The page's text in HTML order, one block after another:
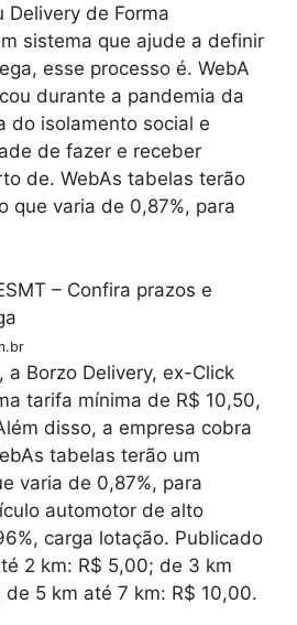
Delivery de Forma
sistema que ajude a definir
esse processo é. WebA
durante a pandemia da
do isolamento social e
de fazer e receber
de. WebAs tabelas terão
que varia de 0,87%, para
a Borzo Delivery, ex-Click
tarifa mínima de R$ 10,50,
disso, a empresa cobra
tabelas terão um
varia de 0,87%, para
automotor de alto
carga lotação. Publicado
2 km: R$ 5,00; de 3 km
5 km até 7 km: R$ 10,00.